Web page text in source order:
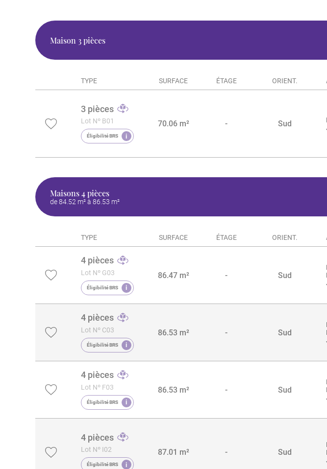
Maison 3 pièces
TYPE SURFACE ÉTAGE ORIENT.
3 pièces
Lot Nº B01
Éligibilité BRS i
70.06 m² - Sud
Maisons4 pièces
de 84.52 m² à 86.53 m²
TYPE SURFACE ÉTAGE ORIENT.
4 pièces
Lot Nº G03
Éligibilité BRS i
86.47 m² - Sud
4 pièces
Lot Nº C03
Éligibilité BRS i
86.53 m² - Sud
4 pièces
Lot Nº F03
Éligibilité BRS i
86.53 m² - Sud
4 pièces
Lot Nº I02
Éligibilité BRS i
87.01 m² - Sud